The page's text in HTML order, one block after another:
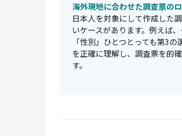
海外現地に合わせた調査票の
日本人を対象にして作成した
いケースがあります。例えば
「性別」ひとつとっても第3
を正確に理解し、調査票を的
す。